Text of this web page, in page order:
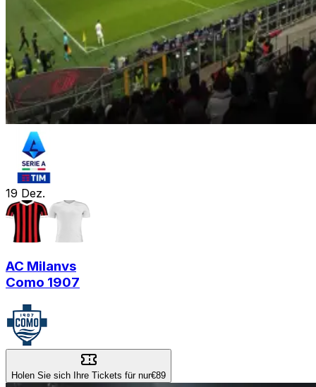
19 Dez.
AC Milanvs
Como 1907
Holen Sie sich Ihre Tickets für nur€89